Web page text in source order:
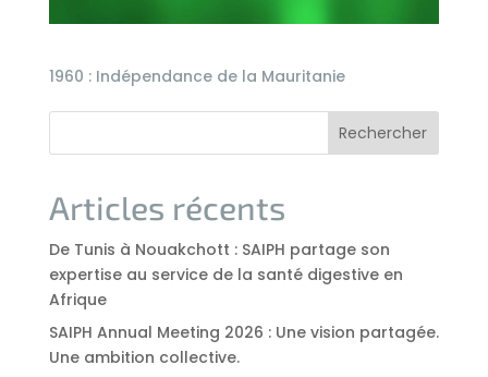
1960 : Indépendance de la Mauritanie
Rechercher
Articles récents
De Tunis à Nouakchott : SAIPH partage son
expertise au service de la santé digestive en
Afrique
SAIPH Annual Meeting 2026 : Une vision partagée.
Une ambition collective.